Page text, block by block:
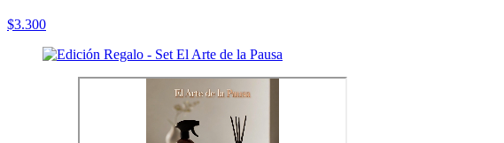
$3.300